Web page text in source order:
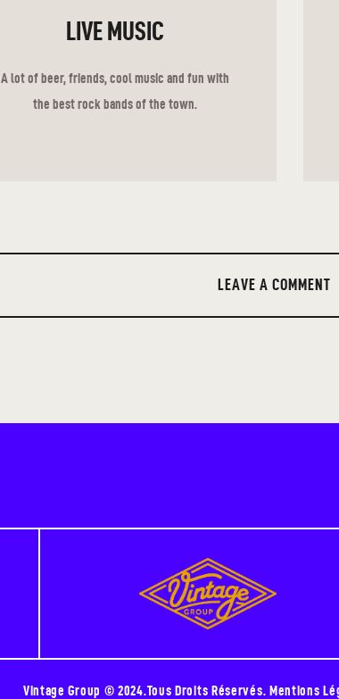
LIVE MUSIC
A lot of beer, friends, cool music and fun with
the best rock bands of the town.
LEAVE A COMMENT
Vintage Group © 2024.Tous Droits Réservés. Mentions